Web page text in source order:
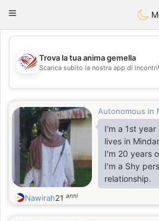
States
Toggle
💖
Trova la tua anima gemella
Scarica subito la nostra app di incontri!
Autonomous in
I'm a 1st
lives in
I'm 20 years
I'm a Shy
relationship.
Nawirah21 anni